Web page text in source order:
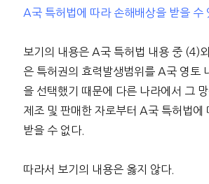
A국 특허법에 따라 손해배상을 받을 수
보기의 내용은 A국 특허법 내용 중 (4)
은 특허권의 효력발생범위를 A국 영토
을 선택했기 때문에 다른 나라에서 그
제조 및 판매한 자로부터 A국 특허법에
받을 수 없다.
따라서 보기의 내용은 옳지 않다.